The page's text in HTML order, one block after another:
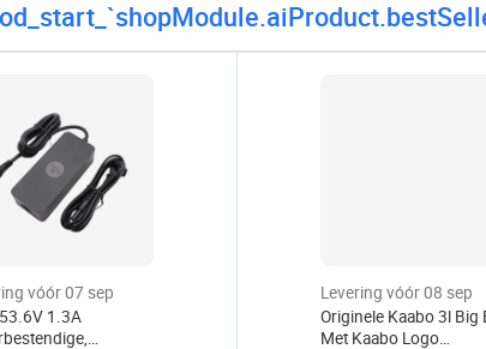
vóór 07 sep
1.3A
Levering vóór 08 sep
Originele Kaabo 3l Big
Met Kaabo Logo